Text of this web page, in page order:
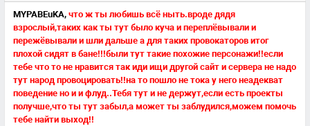
MYPABEuKA, что ж ты любишь всё ныть.вроде дядя
взрослый,таких как ты тут было куча и переплёвывали и
пережёвывали и шли дальше а для таких провокаторов итог
плохой сидят в бане!!!были тут такие похожие персонажи!!если
тебе что то не нравится так иди ищи другой сайт и сервера не надо
тут народ провоцировать!!на то пошло не тока у него неадекват
поведение но и и флуд..Тебя тут и не держут,если есть проекты
получше,что ты тут забыл,а может ты заблудился,можем помочь
тебе найти выход!!